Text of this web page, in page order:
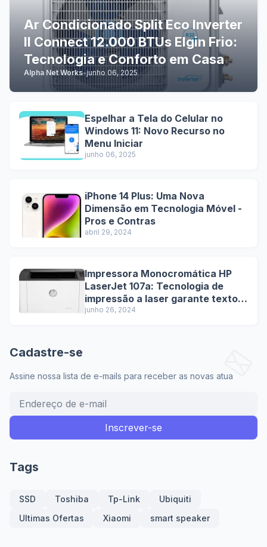
Ar Condicionado Split Eco Inverter
II Connect 12.000 BTUs Elgin Frio:
Tecnologia e Conforto em Casa
Alpha Net Works-junho 06, 2025
Espelhar a Tela do Celular no
Windows 11: Novo Recurso no
Menu Iniciar
junho 06, 2025
iPhone 14 Plus: Uma Nova
Dimensão em Tecnologia Móvel -
Pros e Contras
abril 29, 2024
Impressora Monocromática HP
LaserJet 107a: Tecnologia de
impressão a laser garante textos
nítidos e de alta qualidade.
junho 26, 2024
Cadastre-se
Assine nossa lista de e-mails para receber as novas atua
Tags
SSD Toshiba Tp-Link
Ubiquiti
Ultimas Ofertas
Xiaomi smart speaker